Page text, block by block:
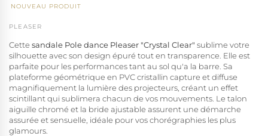
NOUVEAU PRODUIT
PLEASER
Cette sandale Pole dance Pleaser "Crystal Clear" sublime votre
silhouette avec son design épuré tout en transparence. Elle est
parfaite pour les performances tant au sol qu'a la barre. Sa
plateforme géométrique en PVC cristallin capture et diffuse
magnifiquement la lumière des projecteurs, créant un effet
scintillant qui sublimera chacun de vos mouvements. Le talon
aiguille chromé et la bride ajustable assurent une démarche
assurée et sensuelle, idéale pour vos chorégraphies les plus
glamours.